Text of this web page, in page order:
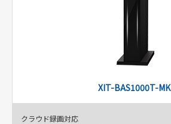
XIT-BAS1000T-MK
クラウド録画対応